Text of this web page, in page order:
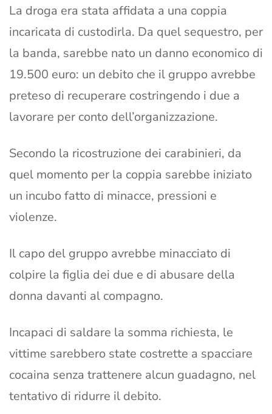
La droga era stata affidata a una coppia
incaricata di custodirla. Da quel sequestro, per
la banda, sarebbe nato un danno economico di
19.500 euro: un debito che il gruppo avrebbe
preteso di recuperare costringendo i due a
lavorare per conto dell’organizzazione.
Secondo la ricostruzione dei carabinieri, da
quel momento per la coppia sarebbe iniziato
un incubo fatto di minacce, pressioni e
violenze.
Il capo del gruppo avrebbe minacciato di
colpire la figlia dei due e di abusare della
donna davanti al compagno.
Incapaci di saldare la somma richiesta, le
vittime sarebbero state costrette a spacciare
cocaina senza trattenere alcun guadagno, nel
tentativo di ridurre il debito.